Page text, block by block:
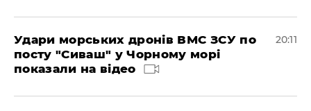
Удари морських дронів ВМС ЗСУ по
посту "Сиваш" у Чорному морі
показали на відео
20:11